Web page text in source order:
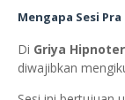
Mengapa Sesi
Di Griya
diwajibkan